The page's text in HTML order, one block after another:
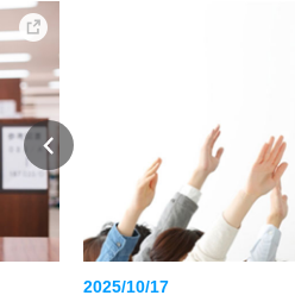
2025/10/17